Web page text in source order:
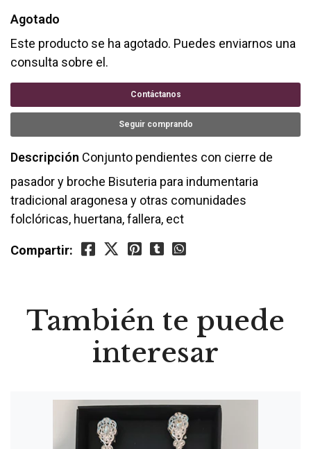
Agotado
Este producto se ha agotado. Puedes enviarnos una
consulta sobre el.
Contáctanos
Seguir comprando
Descripción Conjunto pendientes con cierre de
pasador y broche Bisuteria para indumentaria
tradicional aragonesa y otras comunidades
folclóricas, huertana, fallera, ect
Compartir:
También te puede
interesar